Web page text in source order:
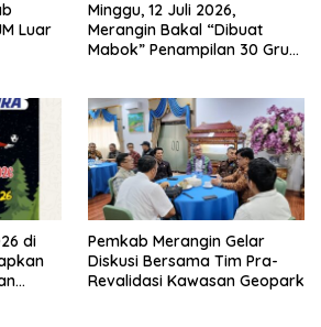
Luar
Minggu, 12 Juli 2026,
Merangin Bakal “Dibuat
Mabok” Penampilan 30 Grup
di
Pemkab Merangin Gelar
Diskusi Bersama Tim Pra-
Revalidasi Kawasan Geopark